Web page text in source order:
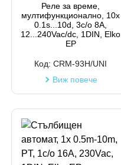
Реле за време,
мултифункционално, 10x
0.1s...10d, 3c/o 8A,
12...240Vac/dc, 1DIN, Elko
EP
Код: CRM-93H/UNI
Виж повече